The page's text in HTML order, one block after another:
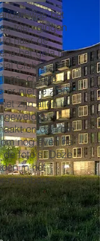
was het
toen gingen
naar de
het gala in
Club!
chique
er niet te zien!
zijn allen in
geweldig
en daarom
nog even na
de foto's. Deze
in het
members.